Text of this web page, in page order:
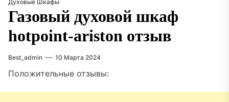
Духовые Шкафы
Газовый духовой шкаф
hotpoint-ariston отзыв
Best_admin 10 Марта 2024
Положительные отзывы: